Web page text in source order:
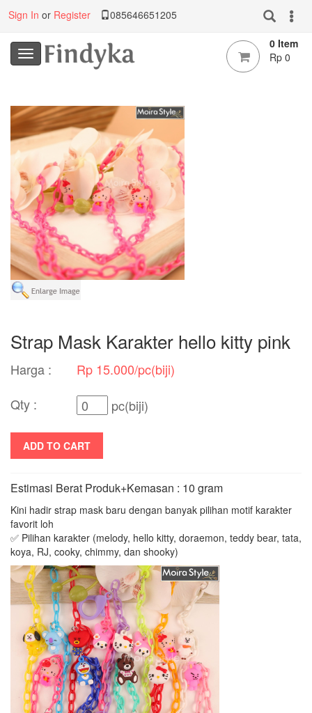
Sign In or Register 085646651205
0 Item
Rp 0
Strap Mask Karakter hello kitty pink
Harga :
Rp 15.000/pc(biji)
Qty :
pc(biji)
ADD TO CART
Estimasi Berat Produk+Kemasan : 10 gram
Kini hadir strap mask baru dengan banyak pilihan motif karakter
favorit loh
✅ Pilihan karakter (melody, hello kitty, doraemon, teddy bear, tata,
koya, RJ, cooky, chimmy, dan shooky)